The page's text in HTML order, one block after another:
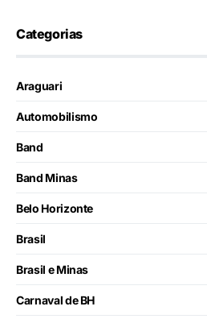
Categorias
Araguari
Automobilismo
Band
Band Minas
Belo Horizonte
Brasil
Brasil e Minas
Carnaval de BH